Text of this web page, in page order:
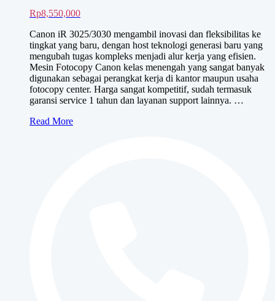
Rp8,550,000
Canon iR 3025/3030 mengambil inovasi dan fleksibilitas ke
tingkat yang baru, dengan host teknologi generasi baru yang
mengubah tugas kompleks menjadi alur kerja yang efisien.
Mesin Fotocopy Canon kelas menengah yang sangat banyak
digunakan sebagai perangkat kerja di kantor maupun usaha
fotocopy center. Harga sangat kompetitif, sudah termasuk
garansi service 1 tahun dan layanan support lainnya. …
Canon
Read More